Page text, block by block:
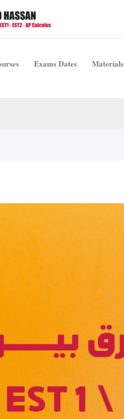
Exams Dates Materials